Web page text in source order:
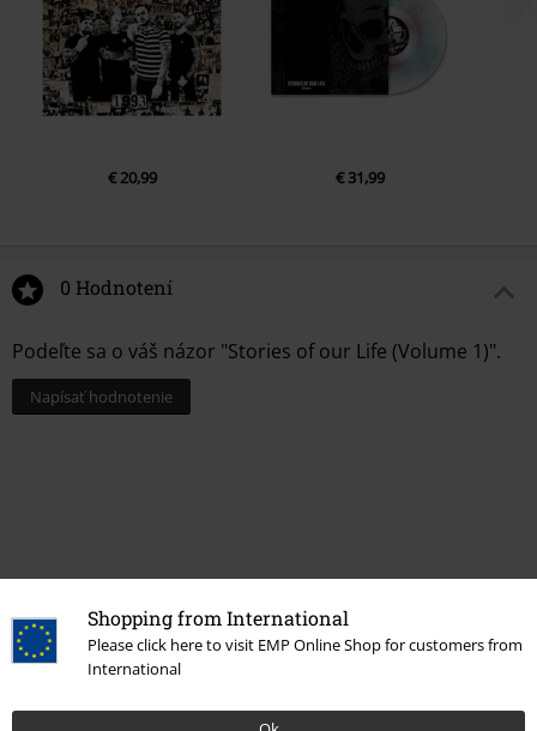
Shopping from International
Please click here to visit EMP Online Shop for customers from
International
€ 20,99 € 31,99
0 Hodnotení
Podeľte sa o váš názor "Stories of our Life (Volume 1)".
Napísať hodnotenie
More categories. More options.